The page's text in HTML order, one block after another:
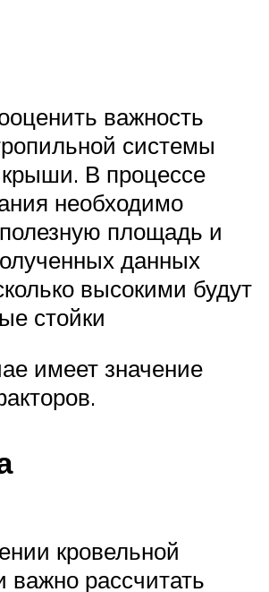
важность
системы
крыши. В процессе
необходимо
площадь и
данных
высокими будут
стойки
имеет значение
кровельной
важно рассчитать